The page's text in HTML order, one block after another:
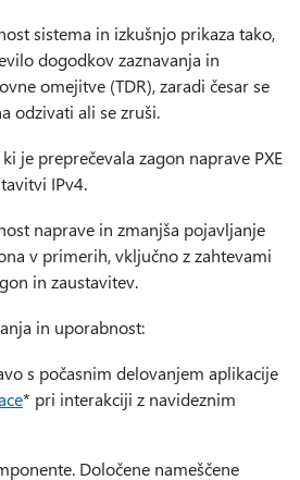
sistema in izkušnjo prikaza tako,
dogodkov zaznavanja in
omejitve (TDR), zaradi česar se
odzivati ali se zruši.
je preprečevala zagon naprave PXE
IPv4.
naprave in zmanjša pojavljanje
v primerih, vključno z zahtevami
in zaustavitev.
in uporabnost:
s počasnim delovanjem aplikacije
* pri interakciji z navideznim
Določene nameščene